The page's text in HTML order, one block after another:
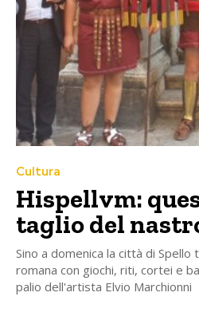
Cultura
Hispellvm:
taglio del
Sino a domenica la città di
romana con giochi, riti, cortei e
palio dell'artista Elvio Marchionni